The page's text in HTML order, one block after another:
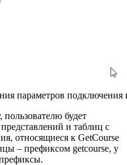
параметров подключения
будет
и таблиц с
относящиеся к GetCourse
– префиксом getcourse, у